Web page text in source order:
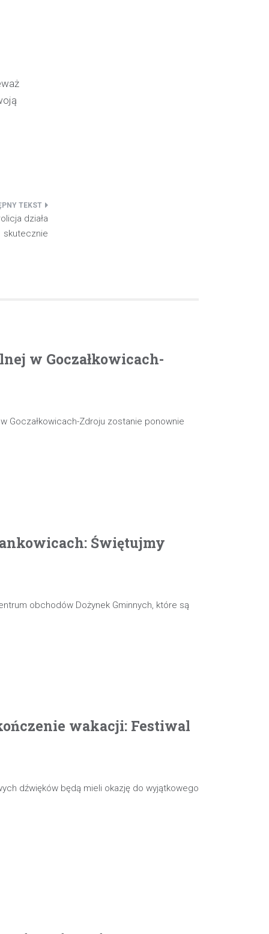
działa
skutecznie
w Goczałkowicach-
Goczałkowicach-Zdroju zostanie ponownie
Świętujmy
obchodów Dożynek Gminnych, które są
wakacji: Festiwal
dźwięków będą mieli okazję do wyjątkowego